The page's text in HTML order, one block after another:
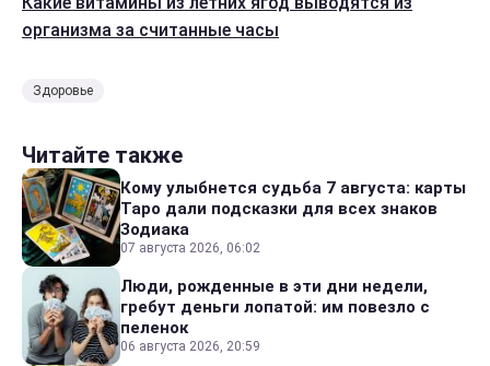
организма за считанные часы
Здоровье
Читайте также
Кому улыбнется судьба 7 августа: карты
Таро дали подсказки для всех знаков
Зодиака
07 августа 2026, 06:02
Люди, рожденные в эти дни недели,
гребут деньги лопатой: им повезло с
пеленок
06 августа 2026, 20:59